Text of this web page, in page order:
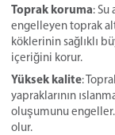
Toprak koruma: Su
engelleyen toprak
köklerinin sağlıklı
içeriğini korur.
Yüksek kalite:
yapraklarının
oluşumunu engeller.
olur.